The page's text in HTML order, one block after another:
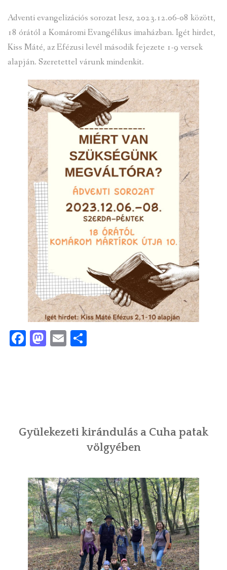
Adventi evangelizációs sorozat lesz, 2023.12.06-08 között,
18 órától a Komáromi Evangélikus imaházban. Igét hirdet,
Kiss Máté, az Efézusi levél második fejezete 1-9 versek
alapján. Szeretettel várunk mindenkit.
Facebook
Mastodon
Email
Gyülekezeti kirándulás a Cuha patak
völgyében